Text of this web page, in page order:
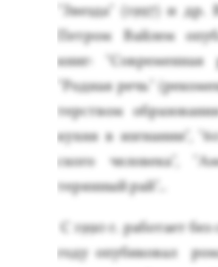
"Звез­да" (1997) и др.
Пет­ром Вай­лем
книг: "Сов­ре­мен­ная
"Род­ная речь"
терс­твом
кух­ня в из­гна­нии",
ско­го че­лове­ка",
терян­ный рай"..
С 1990 г. ра­бота­ет
го­ду опу­бико­вал